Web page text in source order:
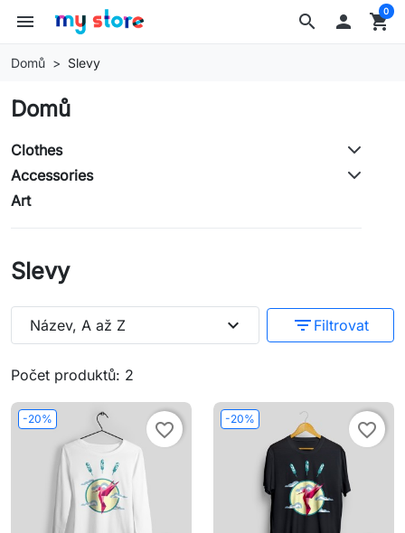
search
menu  shopping_cart
0
Domů Slevy
Domů
Clothes
Accessories
Art
Slevy
Počet produktů: 2
Název, A až Z expand_more filter_list Filtrovat
-20%
favorite_border
-20%
favorite_border